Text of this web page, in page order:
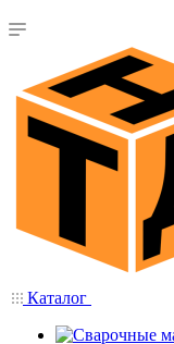
Каталог